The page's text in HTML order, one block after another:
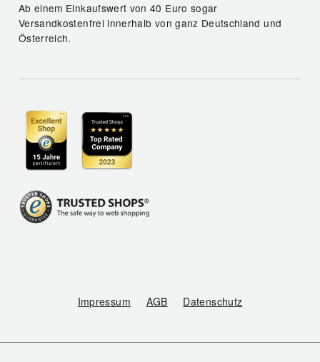
Ab einem Einkaufswert von 40 Euro sogar
Versandkostenfrei innerhalb von ganz Deutschland und
Österreich.
Impressum AGB Datenschutz